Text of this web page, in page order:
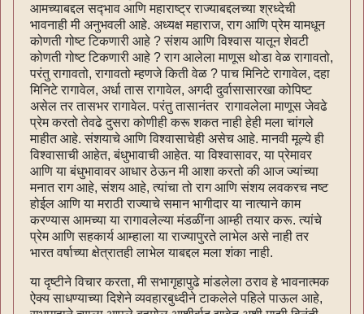
आमच्याबद्दल सद्‍भाव आणि महाराष्ट्र राज्याबद्दलच्या श्रध्देची
भावनाही मी अनुभवली आहे. अध्यक्ष महाराज, राग आणि प्रेम यामधून
कोणती गोष्ट टिकणारी आहे ? संशय आणि विश्वास यातून शेवटी
कोणती गोष्ट टिकणारी आहे ? राग आलेला माणूस थोडा वेळ रागावतो,
परंतु रागावतो, रागावतो म्हणजे किती वेळ ? पाच मिनिटे रागावेल, दहा
मिनिटे रागावेल, अर्धा तास रागावेल, अगदी दुर्वासासारखा कोपिष्ट
असेल तर तासभर रागावेल. परंतु तासानंतर रागावलेला माणूस जेवढे
प्रेम करतो तेवढे दुसरा कोणीही करू शकत नाही हेही मला चांगले
माहीत आहे. संशयाचे आणि विश्वासाचेही असेच आहे. मानवी मूल्ये ही
विश्वासाची आहेत, बंधुभावाची आहेत. या विश्वासावर, या प्रेमावर
आणि या बंधुभावावर आधार ठेऊन मी आशा करतो की आज ज्यांच्या
मनात राग आहे, संशय आहे, त्यांचा तो राग आणि संशय लवकरच नष्ट
होईल आणि या मराठी राज्याचे समान भागीदार या नात्याने काम
करण्यास आमच्या या रागावलेल्या मंडळींना आम्ही तयार करू. त्यांचे
प्रेम आणि सहकार्य आम्हाला या राज्यापुरते लाभेल असे नाही तर
भारत वर्षाच्या क्षेत्रातही लाभेल याबद्दल मला शंका नाही.
या दृष्टीने विचार करता, मी सभागृहापुढे मांडलेला ठराव हे भावनात्मक
ऐक्य साधण्याच्या दिशेने व्यवहारबुध्दीने टाकलेले पहिले पाऊल आहे,